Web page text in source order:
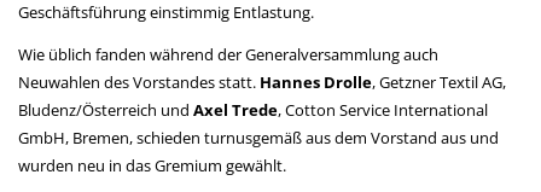
Geschäftsführung einstimmig Entlastung.
Wie üblich fanden während der Generalversammlung auch
Neuwahlen des Vorstan­des statt. Hannes Drolle, Getzner Textil AG,
Bludenz/Österreich und Axel Trede, Cotton Service International
GmbH, Bremen, schieden turnusge­mäß aus dem Vorstand aus und
wurden neu in das Gremium gewählt.